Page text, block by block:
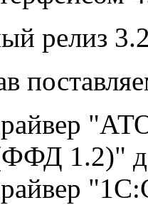
релиз
1.2)"